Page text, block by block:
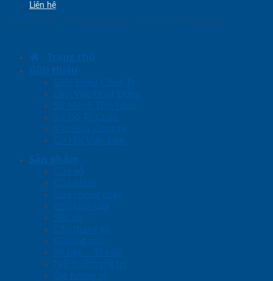
Liên hệ
Trang chủ
Giới thiệu
Giới Thiệu Công Ty
Lĩnh Vực Hoạt Động
Sứ Mệnh Tầm Nhìn
Sơ Đồ Tổ Chức
Văn Hóa Công ty
Cơ Hội Việc Làm
Sản phẩm
Cửa gỗ
Cửa nhựa
Cửa chống cháy
Phụ kiện cửa
Sàn gỗ
Cầu thang gỗ
Giường ngủ
Kệ bếp – Tủ bếp
Nội thất trang trí
Ốp tường gỗ